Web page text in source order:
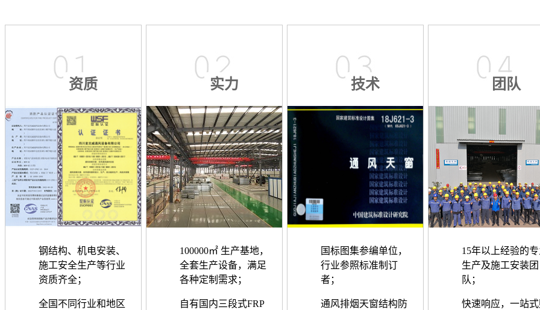
资质
钢结构、机电安装、
施工安全生产等行业
资质齐全；
全国不同行业和地区
实力
100000㎡ 生产基地，
全套生产设备，满足
各种定制需求；
自有国内三段式FRP
技术
国标图集参编单位，
行业参照标准制订
者；
通风排烟天窗结构防
团队
15年以上经验的
生产及施工安装团
队；
快速响应，一站